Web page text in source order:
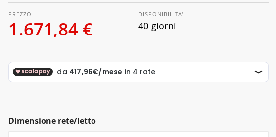
1.671,84 €
DISPONIBILITA'
40 giorni
Dimensione rete/letto